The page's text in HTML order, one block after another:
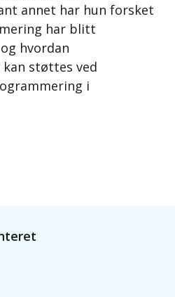
annet har hun forsket
har blitt
hvordan
støttes ved
i